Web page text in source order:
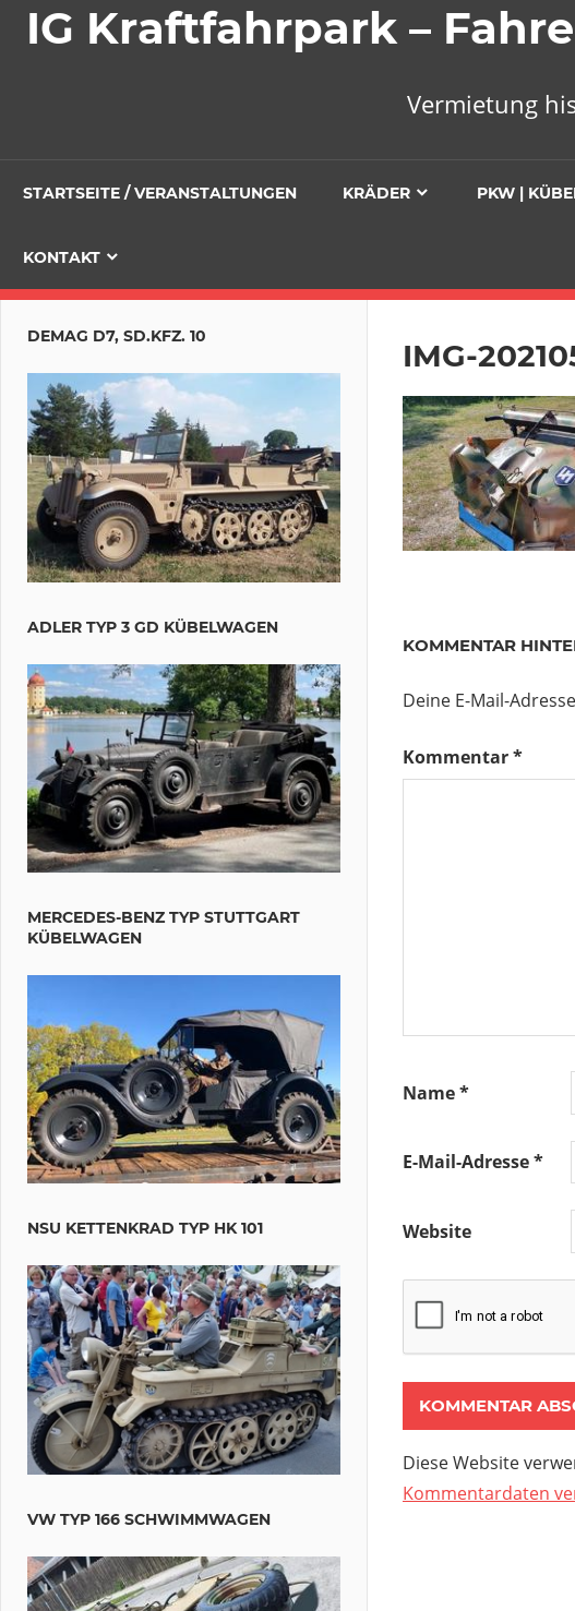
IG Kraftfahrpark –
Vermietung
STARTSEITE / VERANSTALTUNGEN KRÄDER PKW |
KONTAKT
IMG-
KOMMENTAR
Deine E-Mail-
Kommentar*
Name*
E-Mail-Adresse*
Website
Diese Website
Kommentardaten
DEMAG D7, SD.KFZ. 10
ADLER TYP 3 GD KÜBELWAGEN
MERCEDES-BENZ TYP STUTTGART
KÜBELWAGEN
NSU KETTENKRAD TYP HK 101
VW TYP 166 SCHWIMMWAGEN